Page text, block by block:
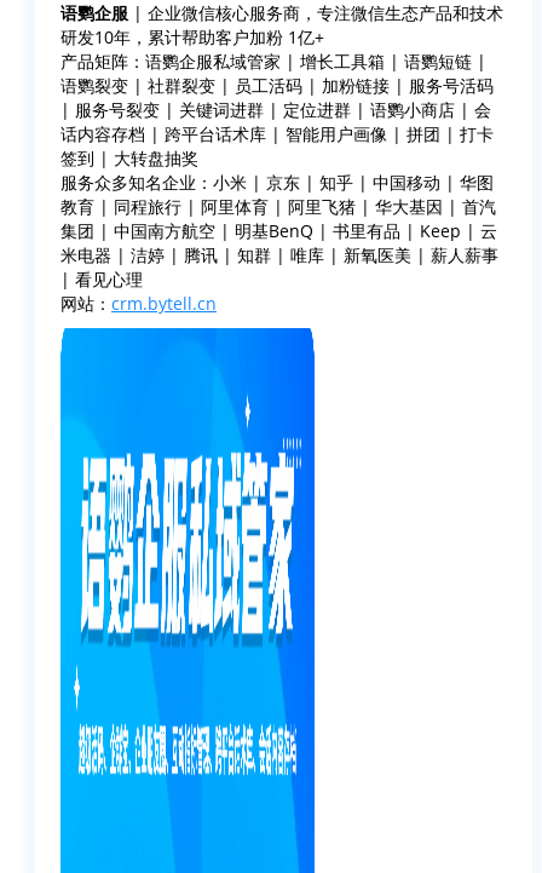
语鹦企服 | 企业微信核心服务商，专注微信生态产品和技术
研发10年，累计帮助客户加粉 1亿+
产品矩阵：语鹦企服私域管家 | 增长工具箱 | 语鹦短链 |
语鹦裂变 | 社群裂变 | 员工活码 | 加粉链接 | 服务号活码
| 服务号裂变 | 关键词进群 | 定位进群 | 语鹦小商店 | 会
话内容存档 | 跨平台话术库 | 智能用户画像 | 拼团 | 打卡
签到 | 大转盘抽奖
服务众多知名企业：小米 | 京东 | 知乎 | 中国移动 | 华图
教育 | 同程旅行 | 阿里体育 | 阿里飞猪 | 华大基因 | 首汽
集团 | 中国南方航空 | 明基BenQ | 书里有品 | Keep | 云
米电器 | 洁婷 | 腾讯 | 知群 | 唯库 | 新氧医美 | 薪人薪事
| 看见心理
网站： crm.bytell.cn